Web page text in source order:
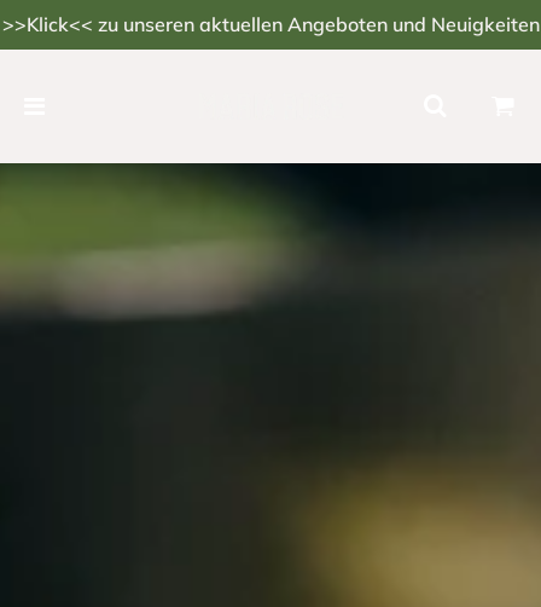
>>Klick<< zu unseren aktuellen Angeboten und Neuigkeiten